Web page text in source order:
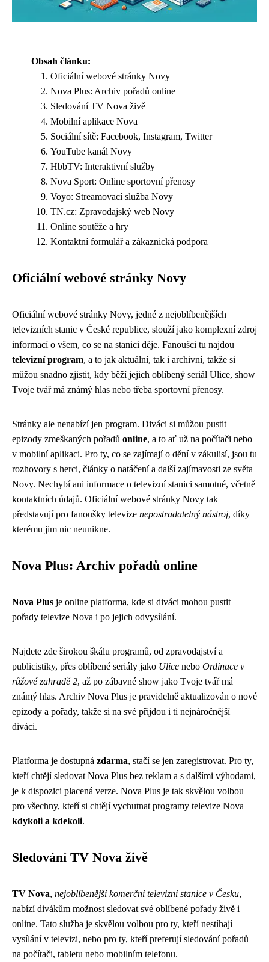
Obsah článku:
Oficiální webové stránky Novy
Nova Plus: Archiv pořadů online
Sledování TV Nova živě
Mobilní aplikace Nova
Sociální sítě: Facebook, Instagram, Twitter
YouTube kanál Novy
HbbTV: Interaktivní služby
Nova Sport: Online sportovní přenosy
Voyo: Streamovací služba Novy
TN.cz: Zpravodajský web Novy
Online soutěže a hry
Kontaktní formulář a zákaznická podpora
Oficiální webové stránky Novy
Oficiální webové stránky Novy, jedné z nejoblíbenějších
televizních stanic v České republice, slouží jako komplexní zdroj
informací o všem, co se na stanici děje. Fanoušci tu najdou
televizní program, a to jak aktuální, tak i archivní, takže si
můžou snadno zjistit, kdy běží jejich oblíbený seriál Ulice, show
Tvoje tvář má známý hlas nebo třeba sportovní přenosy.
Stránky ale nenabízí jen program. Diváci si můžou pustit
epizody zmeškaných pořadů online, a to ať už na počítači nebo
v mobilní aplikaci. Pro ty, co se zajímají o dění v zákulisí, jsou tu
rozhovory s herci, články o natáčení a další zajímavosti ze světa
Novy. Nechybí ani informace o televizní stanici samotné, včetně
kontaktních údajů. Oficiální webové stránky Novy tak
představují pro fanoušky televize nepostradatelný nástroj, díky
kterému jim nic neunikne.
Nova Plus: Archiv pořadů online
Nova Plus je online platforma, kde si diváci mohou pustit
pořady televize Nova i po jejich odvysílání.
Najdete zde širokou škálu programů, od zpravodajství a
publicistiky, přes oblíbené seriály jako Ulice nebo Ordinace v
růžové zahradě 2, až po zábavné show jako Tvoje tvář má
známý hlas. Archiv Nova Plus je pravidelně aktualizován o nové
epizody a pořady, takže si na své přijdou i ti nejnáročnější
diváci.
Platforma je dostupná zdarma, stačí se jen zaregistrovat. Pro ty,
kteří chtějí sledovat Nova Plus bez reklam a s dalšími výhodami,
je k dispozici placená verze. Nova Plus je tak skvělou volbou
pro všechny, kteří si chtějí vychutnat programy televize Nova
kdykoli a kdekoli.
Sledování TV Nova živě
TV Nova, nejoblíbenější komerční televizní stanice v Česku,
nabízí divákům možnost sledovat své oblíbené pořady živě i
online. Tato služba je skvělou volbou pro ty, kteří nestíhají
vysílání v televizi, nebo pro ty, kteří preferují sledování pořadů
na počítači, tabletu nebo mobilním telefonu.